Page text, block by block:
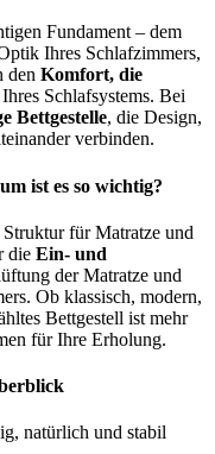
Fundament – dem
Ihres Schlafzimmers,
den Komfort, die
Ihres Schlafsystems. Bei
Bettgestelle, die Design,
verbinden.
ist es so wichtig?
für Matratze und
die Ein- und
der Matratze und
Ob klassisch, modern,
Bettgestell ist mehr
für Ihre Erholung.
natürlich und stabil